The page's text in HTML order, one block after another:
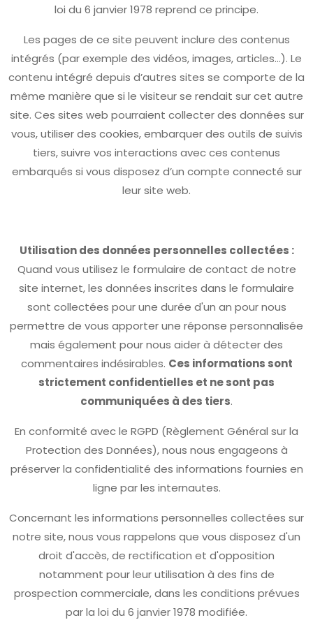
loi du 6 janvier 1978 reprend ce principe.
Les pages de ce site peuvent inclure des contenus
intégrés (par exemple des vidéos, images, articles…). Le
contenu intégré depuis d’autres sites se comporte de la
même manière que si le visiteur se rendait sur cet autre
site. Ces sites web pourraient collecter des données sur
vous, utiliser des cookies, embarquer des outils de suivis
tiers, suivre vos interactions avec ces contenus
embarqués si vous disposez d’un compte connecté sur
leur site web.
Utilisation des données personnelles collectées :
Quand vous utilisez le formulaire de contact de notre
site internet, les données inscrites dans le formulaire
sont collectées pour une durée d'un an pour nous
permettre de vous apporter une réponse personnalisée
mais également pour nous aider à détecter des
commentaires indésirables. Ces informations sont
strictement confidentielles et ne sont pas
communiquées à des tiers.
En conformité avec le RGPD (Règlement Général sur la
Protection des Données), nous nous engageons à
préserver la confidentialité des informations fournies en
ligne par les internautes.
Concernant les informations personnelles collectées sur
notre site, nous vous rappelons que vous disposez d'un
droit d'accès, de rectification et d'opposition
notamment pour leur utilisation à des fins de
prospection commerciale, dans les conditions prévues
par la loi du 6 janvier 1978 modifiée.